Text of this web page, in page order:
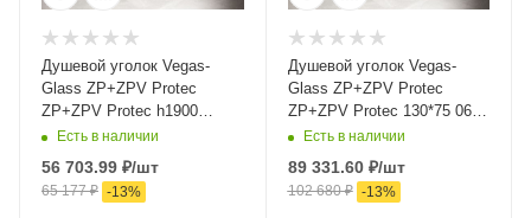
Душевой уголок Vegas-
Glass ZP+ZPV Protec
ZP+ZPV Protec h1900
130*75 07 01 130х75 стекло
прозрачное профиль хром
без поддона
Есть в наличии
56 703.99 ₽/шт
65 177₽ -13%
Душевой уголок Vegas-
Glass ZP+ZPV Protec
ZP+ZPV Protec 130*75 06
02 130х75 стекло рифленое
профиль вороненая сталь
без поддона
Есть в наличии
89 331.60₽/шт
102 680₽ -13%